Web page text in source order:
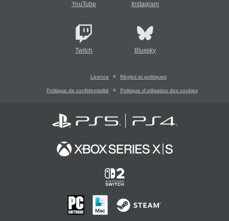
YouTube Instagram
Twitch Bluesky
Licence Règles et politiques
Politique de confidentialité Politique d'utilisation des cookies